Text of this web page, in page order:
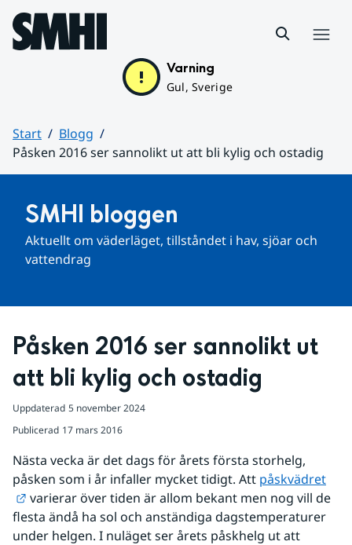
Hoppa till sidans innehåll
Varning
Gul, Sverige
Start
Blogg
Påsken 2016 ser sannolikt ut att bli kylig och ostadig
SMHI bloggen
Aktuellt om väderläget, tillståndet i hav, sjöar och
vattendrag
Påsken 2016 ser sannolikt ut
att bli kylig och ostadig
Uppdaterad 5 november 2024
Publicerad 17 mars 2016
Nästa vecka är det dags för årets första storhelg,
påsken som i år infaller mycket tidigt. Att påskvädret
Länk till annan webbplats.
varierar över tiden är allom bekant men nog vill de
flesta ändå ha sol och anständiga dagstemperaturer
under helgen. I nuläget ser årets påskhelg ut att